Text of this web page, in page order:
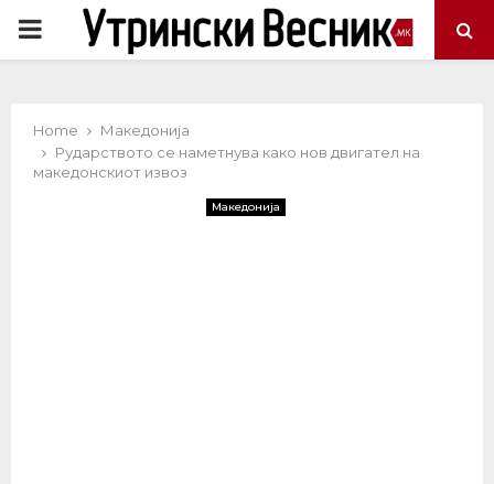
PRIMARY
Home
Македонија
Рударството се наметнува како нов двигател на
македонскиот извоз
Македонија